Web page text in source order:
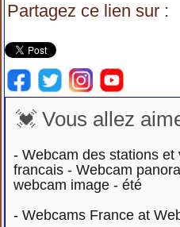
Partagez ce lien sur :
💓 Vous allez
-Webcam des stations
francais - Webcam
webcam image - été
-Webcams France at